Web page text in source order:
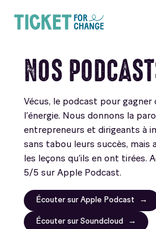
NOS
Vécus, le podcast pour
l’énergie. Nous donnons la
entrepreneurs et dirigeants à
sans tabou leurs succès, mais
les leçons qu’ils en ont tirées.
5/5 sur Apple Podcast.
Écouter sur Apple Podcast
Écouter sur Soundcloud